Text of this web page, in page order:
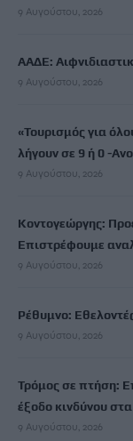
9 Αυγούστου, 2026
ΑΑΔΕ:
9 Αυγούστου, 2026
«Τουρισμός για
λήγουν σε 9 ή 0 -
9 Αυγούστου, 2026
Κοντογεώργης:
Επιστρέφουμε
9 Αυγούστου, 2026
Ρέθυμνο:
9 Αυγούστου, 2026
Τρόμος σε πτήση:
έξοδο κινδύνου
9 Αυγούστου, 2026